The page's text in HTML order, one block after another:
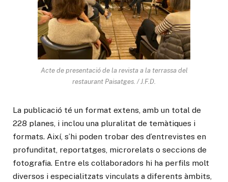
Acte de presentació de la revista a la terrassa del
restaurant Paisatges. / J.F.D.
La publicació té un format extens, amb un total de
228 planes, i inclou una pluralitat de temàtiques i
formats. Així, s’hi poden trobar des d’entrevistes en
profunditat, reportatges, microrelats o seccions de
fotografia. Entre els col·laboradors hi ha perfils molt
diversos i especialitzats vinculats a diferents àmbits,